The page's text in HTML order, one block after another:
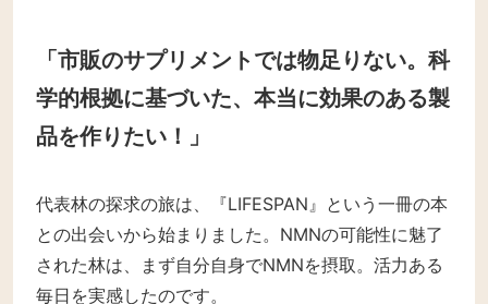
「市販のサプリメントでは物足りない。科
学的根拠に基づいた、本当に効果のある製
品を作りたい！」
代表林の探求の旅は、『LIFESPAN』という一冊の本
との出会いから始まりました。NMNの可能性に魅了
された林は、まず自分自身でNMNを摂取。活力ある
毎日を実感したのです。